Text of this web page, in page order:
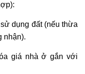
dụng đất (nếu thừa
nhận).
giá nhà ở gắn với